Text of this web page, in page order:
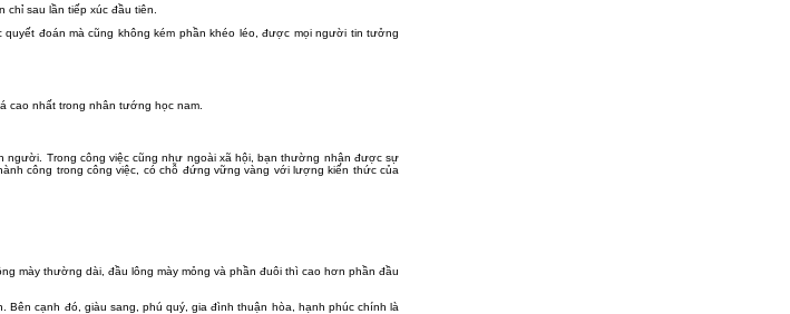
sau lần tiếp xúc đầu tiên.
đoán mà cũng không kém phần khéo léo, được mọi người tin tưởng
cao nhất trong nhân tướng học nam.
người. Trong công việc cũng như ngoài xã hội, bạn thường nhận được sự
công trong công việc, có chỗ đứng vững vàng với lượng kiến thức của
mày thường dài, đầu lông mày mỏng và phần đuôi thì cao hơn phần đầu
cạnh đó, giàu sang, phú quý, gia đình thuận hòa, hạnh phúc chính là